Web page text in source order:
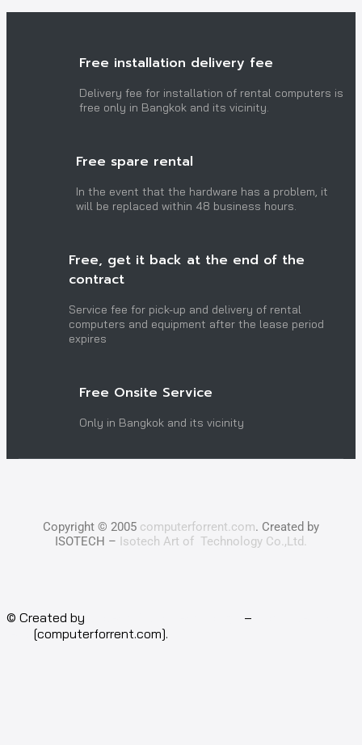
Free installation delivery fee
Delivery fee for installation of rental computers is
free only in Bangkok and its vicinity.
Free spare rental
In the event that the hardware has a problem, it
will be replaced within 48 business hours.
Free, get it back at the end of the
contract
Service fee for pick-up and delivery of rental
computers and equipment after the lease period
expires
Free Onsite Service
Only in Bangkok and its vicinity
Copyright © 2005 computerforrent.com. Created by
ISOTECH – Isotech Art of Technology Co.,Ltd.
© Created by –
[computerforrent.com].